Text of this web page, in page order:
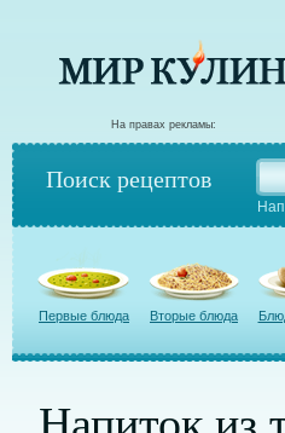
На правах рекламы:
Поиск рецептов
Первые блюда Вторые блюда